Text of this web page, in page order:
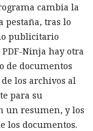
cambia la
pestaña, tras lo
publicitario
Ninja hay otra
de documentos
los archivos al
para su
un resumen, y los
los documentos.